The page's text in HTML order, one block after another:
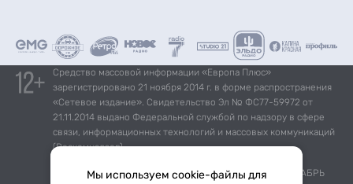
Средство массовой информации «Европа Плюс»
зарегистрировано 21 ноября 2014 г. в форме распространения
«Сетевое издание». Свидетельство Эл № ФС77-59972 от
21.11.2014 выдано Федеральной службой по надзору в сфере
связи, информационных технологий и массовых коммуникаций
(Роскомнадзор).
*Mediascope, Radio Index – РОССИЯ 100К+, ИЮЛЬ - ДЕКАБРЬ
Мы используем cookie-файлы для